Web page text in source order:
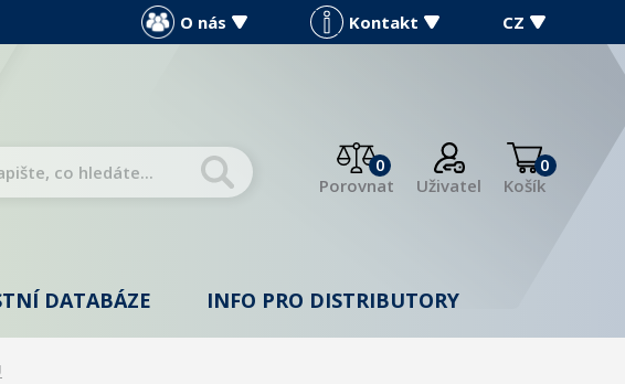
O nás Kontakt CZ
0
Porovnat
Uživatel
0
Košík
DATABÁZE INFO PRO DISTRIBUTORY